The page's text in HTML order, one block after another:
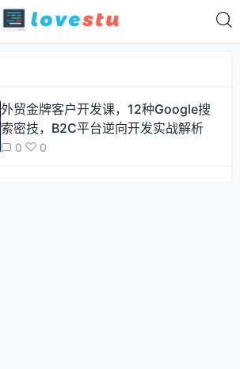
外贸金牌客户开发课，12种Google搜
索密技，B2C平台逆向开发实战解析
0 0